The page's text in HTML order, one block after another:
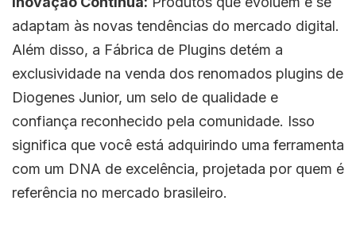
adaptam às novas tendências do mercado digital.
Além disso, a Fábrica de Plugins detém a
exclusividade na venda dos renomados plugins de
Diogenes Junior, um selo de qualidade e
confiança reconhecido pela comunidade. Isso
significa que você está adquirindo uma ferramenta
com um DNA de excelência, projetada por quem é
referência no mercado brasileiro.